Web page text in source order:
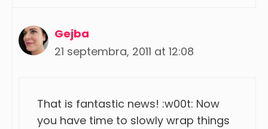
Gejba
21 septembra, 2011 at 12:08
That is fantastic news! :w00t: Now
you have time to slowly wrap things